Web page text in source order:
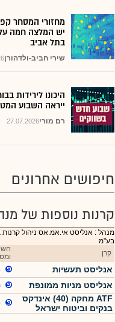
מחזורי המסחר
יש המלצה חמה
בתל אביב
שירי חביב-ולדהורן
היכונו לירידות
ייראה השבוע
27.07.2026רם מורי
חיפושים אחרונים
קרנות נוספות של
בע"מ
קרן
ומס
אנליסט תעשיות
אנליסט מניות ממונפת
ATF מחקה (40) אינדקס
בנקים וביטוח ישראל